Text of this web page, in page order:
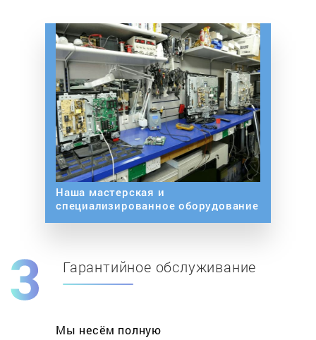
Наша мастерская и
специализированное оборудование
Гарантийное обслуживание
Мы несём полную